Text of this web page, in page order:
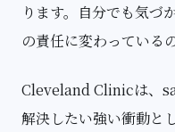
ります。自分でも気づ
の責任に変わっているの
Cleveland Clinicは、
解決したい強い衝動と